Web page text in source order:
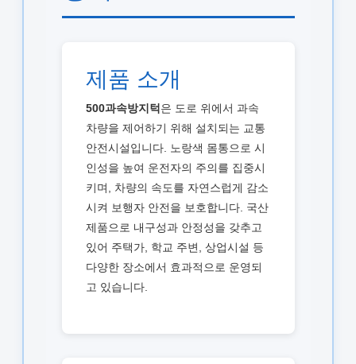
제품 소개
500과속방지턱은 도로 위에서 과속
차량을 제어하기 위해 설치되는 교통
안전시설입니다. 노랑색 몸통으로 시
인성을 높여 운전자의 주의를 집중시
키며, 차량의 속도를 자연스럽게 감소
시켜 보행자 안전을 보호합니다. 국산
제품으로 내구성과 안정성을 갖추고
있어 주택가, 학교 주변, 상업시설 등
다양한 장소에서 효과적으로 운영되
고 있습니다.